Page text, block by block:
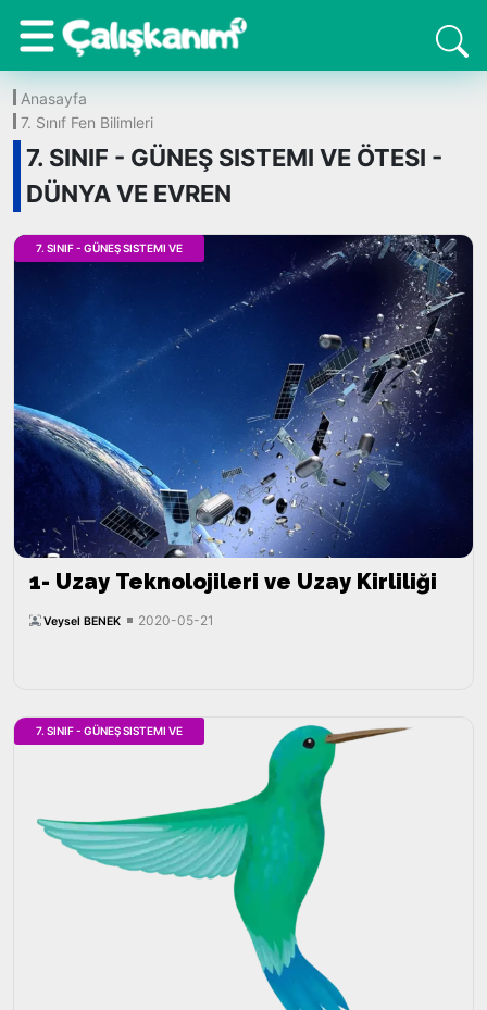
Anasayfa
7. Sınıf Fen Bilimleri
7. SINIF - GÜNEŞ SISTEMI VE ÖTESI -
DÜNYA VE EVREN
1- Uzay Teknolojileri ve Uzay Kirliliği
Veysel BENEK 2020-05-21
7. SINIF - GÜNEŞ SISTEMI VE
7. SINIF - GÜNEŞ SISTEMI VE